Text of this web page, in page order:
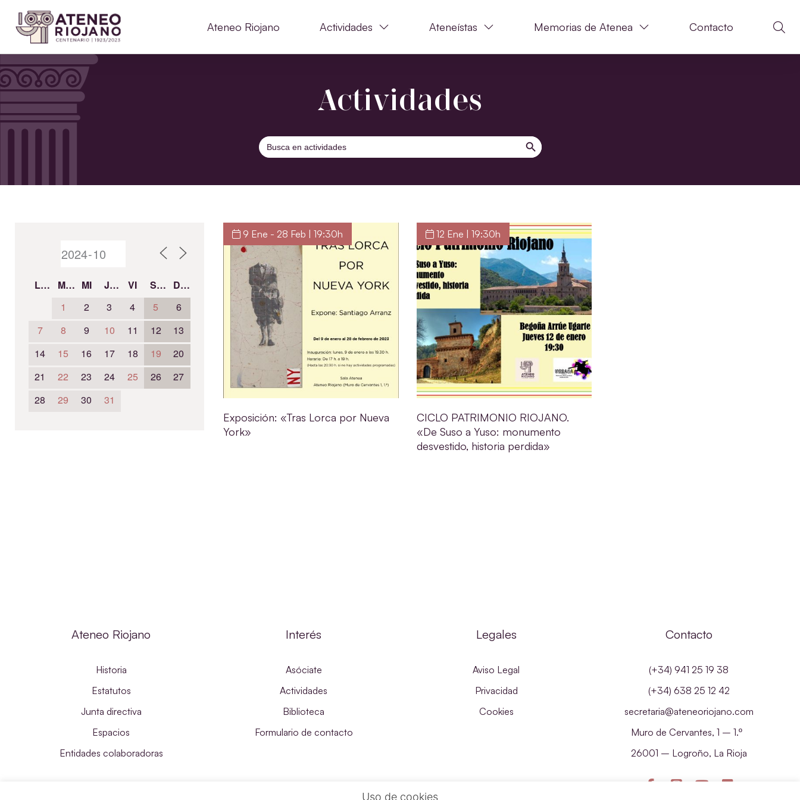
Ateneo Riojano Actividades Ateneístas Memorias de Atenea Contacto
Actividades
Buscar: BOTÓN DE BÚSQUEDA
LU MA MI JU VI SÁ
DO
1
2 3 4 5
6
7
8 9 10 11 12
13
14
15 16 17 18 19
20
21
22 23 24 25 26
27
28
29 30 31
9 Ene - 28 Feb | 19:30h
Exposición: «Tras Lorca por Nueva
York»
12 Ene | 19:30h
CICLO PATRIMONIO RIOJANO.
«De Suso a Yuso: monumento
desvestido, historia perdida»
Ateneo Riojano
Historia
Estatutos
Junta directiva
Espacios
Entidades colaboradoras
Interés
Asóciate
Actividades
Biblioteca
Formulario de contacto
Legales
Aviso Legal
Privacidad
Cookies
Contacto
(+34) 941 25 19 38
(+34) 638 25 12 42
secretaria@ateneoriojano.com
Muro de Cervantes, 1 – 1.º
26001 – Logroño, La Rioja
Uso de cookies